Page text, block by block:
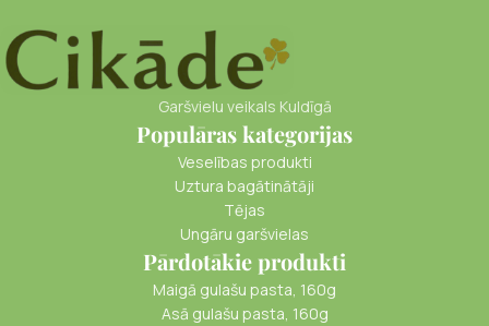
Garšvielu veikals Kuldīgā
Populāras kategorijas
Veselības produkti
Uztura bagātinātāji
Tējas
Ungāru garšvielas
Pārdotākie produkti
Maigā gulašu pasta, 160g
Asā gulašu pasta, 160g